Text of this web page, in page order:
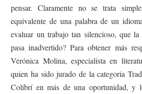
pensar. Claramente no se trata
equivalente de una palabra de un
evaluar un trabajo tan silencioso, que la
pasa inadvertido? Para obtener más
Verónica Molina, especialista en
quien ha sido jurado de la categoría
Colibrí en más de una oportunidad, y